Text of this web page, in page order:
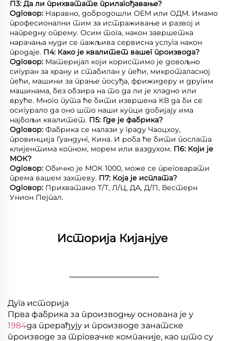
П3: Да ли прихватате прилагођавање?
Одговор: Наравно, добродошли ОЕМ или ОДМ. Имамо
професионални тим за истраживање и развој и
напредну опрему. Осим тога, након завршетка
нарачања нуди се пажљива сервисна услуга након
продаје. П4: Како је квалитет вашег производа?
Одговор: Материјал који користимо је довољно
сигуран за храну и стабилан у пећи, микроталасној
пећи, машини за прање посуђа, фрижидеру и другим
машинама, без обзира на то да ли је хладно или
вруће. Много пута ће бити извршена КВ да би се
осигурало да оно што наши купци добијају има
најбољи квалитет. П5: Где је фабрика?
Одговор: Фабрика се налази у граду Чаоцхоу,
провинција Гуандунг, Кина. И роба ће бити послата
клијентима копном, морем или ваздухом. П6: Који је
МОК?
Одговор: Обично је МОК 1000, може се преговарати
према вашем захтеву. П7: Која је исплата?
Одговор: Прихватамо Т/Т, Л/Ц, ДА, Д/П, Вестерн
Унион Пејпал.
Историја Кијанјуе
Дуга историја
Прва фабрика за производњу основана је у
1984да прерађују и производе занатске
производе за трговачке компаније, као што су